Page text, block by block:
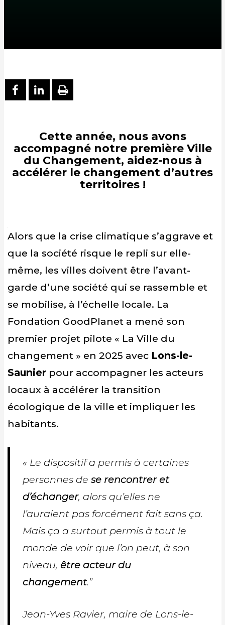
PARTAGER SUR FACEBOOK
PARTAGER SUR LINKEDIN
IMPRIMER
Cette année, nous avons
accompagné notre première Ville
du Changement, aidez-nous à
accélérer le changement d’autres
territoires !
Alors que la crise climatique s’aggrave et
que la société risque le repli sur elle-
même, les villes doivent être l’avant-
garde d’une société qui se rassemble et
se mobilise, à l’échelle locale. La
Fondation GoodPlanet a mené son
premier projet pilote « La Ville du
changement » en 2025 avec Lons-le-
Saunier pour accompagner les acteurs
locaux à accélérer la transition
écologique de la ville et impliquer les
habitants.
« Le dispositif a permis à certaines
personnes de se rencontrer et
d’échanger, alors qu’elles ne
l’auraient pas forcément fait sans ça.
Mais ça a surtout permis à tout le
monde de voir que l’on peut, à son
niveau, être acteur du
changement.”
Jean-Yves Ravier, maire de Lons-le-